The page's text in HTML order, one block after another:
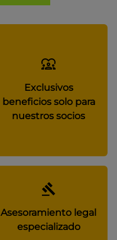
Exclusivos
beneficios solo para
nuestros socios
Asesoramiento legal
especializado